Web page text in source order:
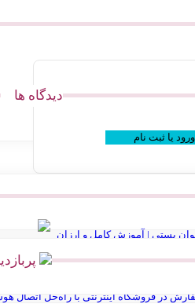
ورود یا ثبت نام
دیدگاه ها
پستی | آموزش کامل و ارزان
| اتصال مستقیم گیت وی
در فروشگاه اینترنتی با راه‌حل اتصال